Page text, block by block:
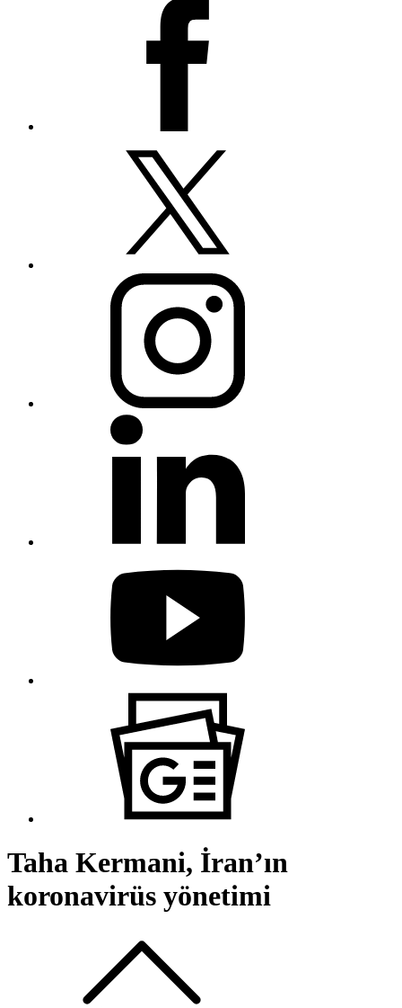
Taha Kermani, İran’ın
koronavirüs yönetimi